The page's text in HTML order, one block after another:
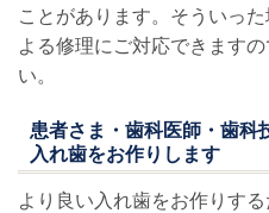
ことがあります。そういっ
よる修理にご対応できます
い。
患者さま・歯科医師・歯科
入れ歯をお作りします
より良い入れ歯をお作りす